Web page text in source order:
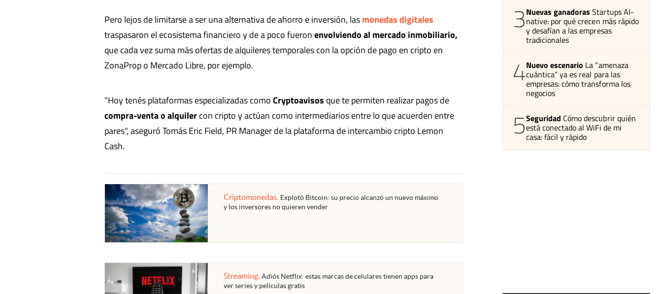
Pero lejos de limitarse a ser una alternativa de ahorro e inversión, lasmonedas digitales
traspasaron el ecosistema financiero y de a poco fueronenvolviendo al mercado inmobiliario,
que cada vez suma más ofertas de alquileres temporales con la opción de pago en cripto en
ZonaProp o Mercado Libre, por ejemplo.
"Hoy tenés plataformas especializadas comoCryptoavisos que te permiten realizar pagos de
compra-venta o alquilercon cripto y actúan como intermediarios entre lo que acuerden entre
pares", aseguró Tomás Eric Field, PR Manager de la plataforma de intercambio cripto Lemon
Cash.
Criptomonedas. Explotó Bitcoin: su precio alcanzó un nuevo máximo
y los inversores no quieren vender
abre en nueva pestaña
Streaming. Adiós Netflix: estas marcas de celulares tienen apps para
ver series y películas gratis
abre en nueva pestaña
3Nuevas ganadoras Startups AI-
native: por qué crecen más rápido
y desafían a las empresas
tradicionales
4Nuevo escenario La “amenaza
cuántica” ya es real para las
empresas: cómo transforma los
negocios
5Seguridad Cómo descubrir quién
está conectado al WiFi de mi
casa: fácil y rápido